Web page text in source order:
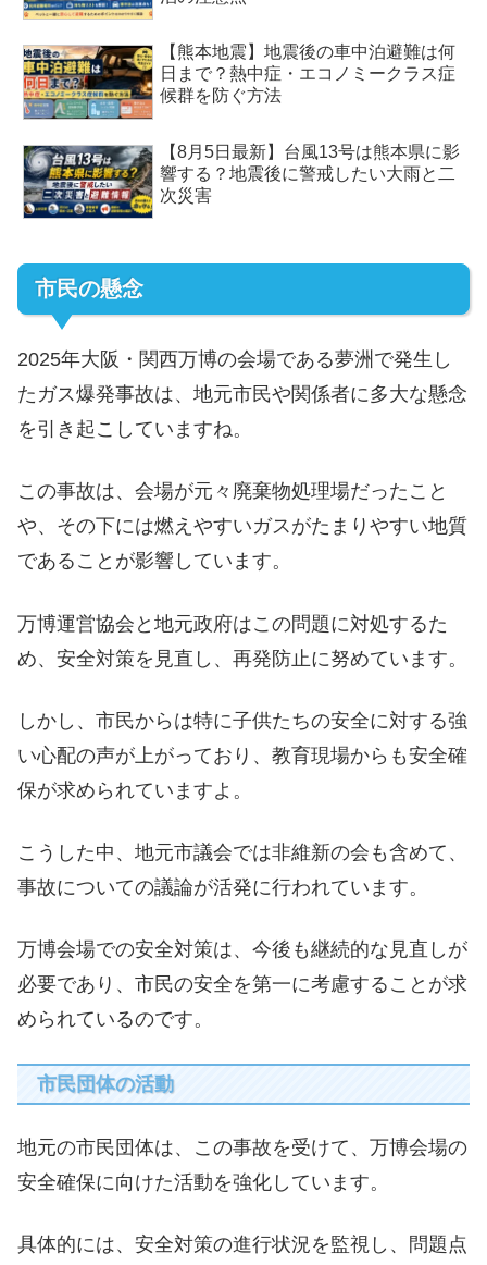
【熊本地震】地震後の車中泊避難は何
日まで？熱中症・エコノミークラス症
候群を防ぐ方法
【8月5日最新】台風13号は熊本県に影
響する？地震後に警戒したい大雨と二
次災害
市民の懸念
2025年大阪・関西万博の会場である夢洲で発生し
たガス爆発事故は、地元市民や関係者に多大な懸念
を引き起こしていますね。
この事故は、会場が元々廃棄物処理場だったこと
や、その下には燃えやすいガスがたまりやすい地質
であることが影響しています。
万博運営協会と地元政府はこの問題に対処するた
め、安全対策を見直し、再発防止に努めています。
しかし、市民からは特に子供たちの安全に対する強
い心配の声が上がっており、教育現場からも安全確
保が求められていますよ。
こうした中、地元市議会では非維新の会も含めて、
事故についての議論が活発に行われています。
万博会場での安全対策は、今後も継続的な見直しが
必要であり、市民の安全を第一に考慮することが求
められているのです。
市民団体の活動
地元の市民団体は、この事故を受けて、万博会場の
安全確保に向けた活動を強化しています。
具体的には、安全対策の進行状況を監視し、問題点